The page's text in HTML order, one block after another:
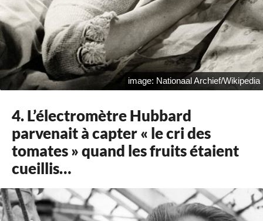
image: Nationaal Archief/Wikipedia
4. L’électromètre Hubbard
parvenait à capter « le cri des
tomates » quand les fruits étaient
cueillis…